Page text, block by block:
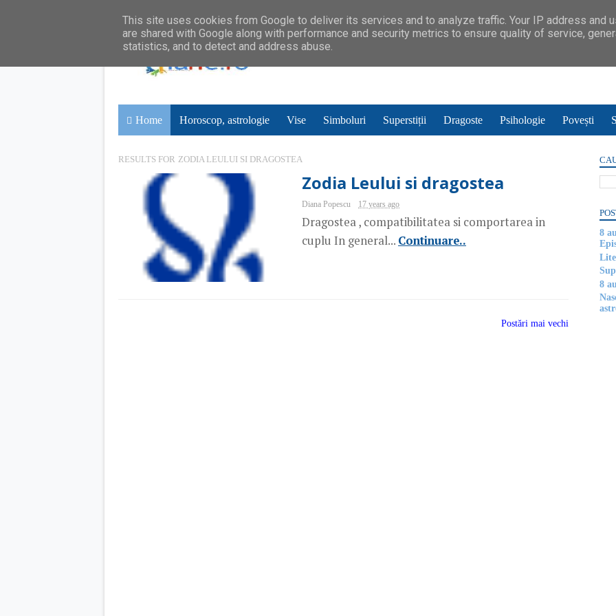
Home Horoscop, astrologie Vise Simboluri Superstiții Dragoste Psihologie Povești
RESULTS FOR ZODIA LEULUI SI DRAGOSTEA
Zodia Leului si dragostea
Diana Popescu 17 years ago
Dragostea , compatibilitatea si comportarea in
cuplu In general... Continuare..
Postări mai vechi
8
8
This site uses cookies from Google to deliver its services and to analyze traffic. Your IP address and
are shared with Google along with performance and security metrics to ensure quality of service,
statistics, and to detect and address abuse.